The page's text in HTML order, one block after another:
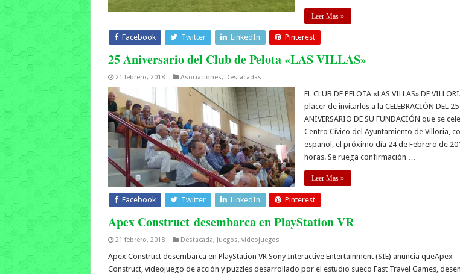
Leer Mas »
Facebook Twitter LinkedIn Pinterest
25 Aniversario del Club de Pelota «LAS VILLAS»
21 febrero, 2018 Asociaciones, Destacadas
EL CLUB DE PELOTA «LAS VILLAS» DE
placer de invitarles a la CELEBRACIÓN DEL 25
ANIVERSARIO DE SU FUNDACIÓN que se
Centro Cívico del Ayuntamiento de Villoria,
español, el próximo día 24 de Febrero de
horas. Se ruega confirmación …
Leer Mas »
Facebook Twitter LinkedIn Pinterest
Apex Construct desembarca en PlayStation VR
21 febrero, 2018 Destacada, Juegos, videojuegos
Apex Construct desembarca en PlayStation VR Sony Interactive Entertainment (SIE) anuncia queApex
Construct, videojuego de acción y puzzles desarrollado por el estudio sueco Fast Travel Games,